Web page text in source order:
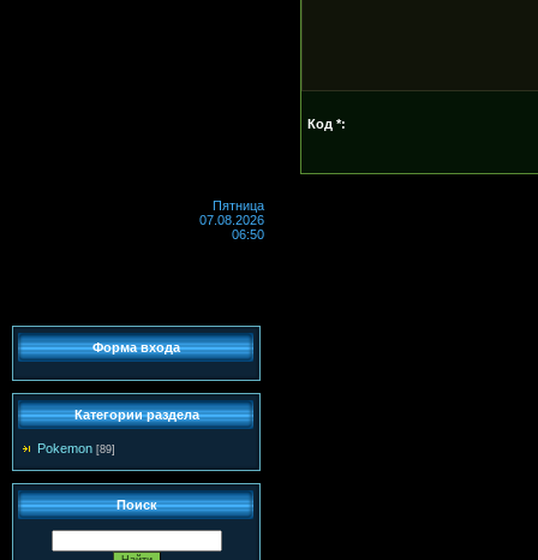
Код *:
Пятница
07.08.2026
06:50
Форма входа
Категории раздела
Pokemon [89]
Поиск